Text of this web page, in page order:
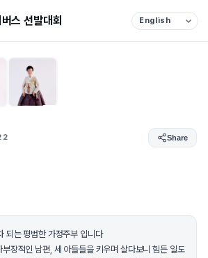
스 선발대회
Share
되는 평범한 가정주부 입니다
장적인 남편, 세 아들들을 키우며 살다보니 힘든 일도